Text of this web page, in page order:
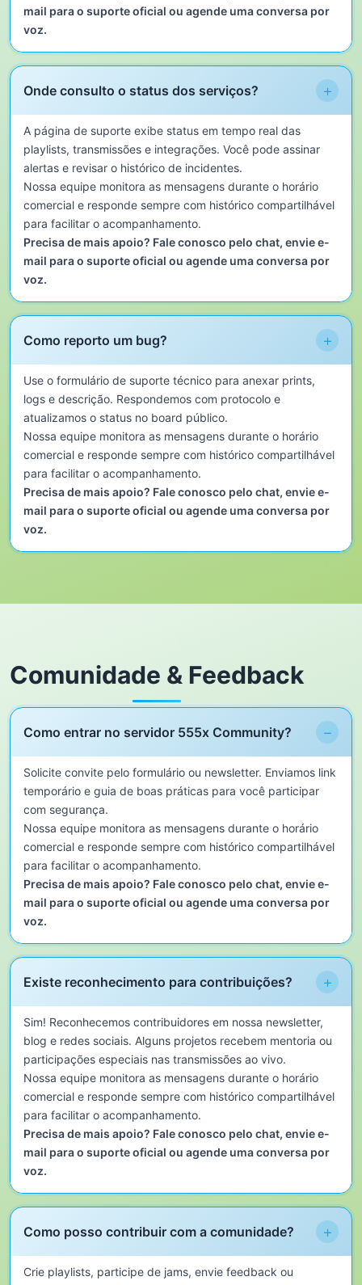
mail para o suporte oficial ou agende uma conversa por
voz.
Onde consulto o status dos serviços? +
A página de suporte exibe status em tempo real das
playlists, transmissões e integrações. Você pode assinar
alertas e revisar o histórico de incidentes.
Nossa equipe monitora as mensagens durante o horário
comercial e responde sempre com histórico compartilhável
para facilitar o acompanhamento.
Precisa de mais apoio? Fale conosco pelo chat, envie e-
mail para o suporte oficial ou agende uma conversa por
voz.
Como reporto um bug? +
Use o formulário de suporte técnico para anexar prints,
logs e descrição. Respondemos com protocolo e
atualizamos o status no board público.
Nossa equipe monitora as mensagens durante o horário
comercial e responde sempre com histórico compartilhável
para facilitar o acompanhamento.
Precisa de mais apoio? Fale conosco pelo chat, envie e-
mail para o suporte oficial ou agende uma conversa por
voz.
Comunidade & Feedback
Como entrar no servidor 555x Community? −
Solicite convite pelo formulário ou newsletter. Enviamos link
temporário e guia de boas práticas para você participar
com segurança.
Nossa equipe monitora as mensagens durante o horário
comercial e responde sempre com histórico compartilhável
para facilitar o acompanhamento.
Precisa de mais apoio? Fale conosco pelo chat, envie e-
mail para o suporte oficial ou agende uma conversa por
voz.
Existe reconhecimento para contribuições? +
Sim! Reconhecemos contribuidores em nossa newsletter,
blog e redes sociais. Alguns projetos recebem mentoria ou
participações especiais nas transmissões ao vivo.
Nossa equipe monitora as mensagens durante o horário
comercial e responde sempre com histórico compartilhável
para facilitar o acompanhamento.
Precisa de mais apoio? Fale conosco pelo chat, envie e-
mail para o suporte oficial ou agende uma conversa por
voz.
Como posso contribuir com a comunidade? +
Crie playlists, participe de jams, envie feedback ou